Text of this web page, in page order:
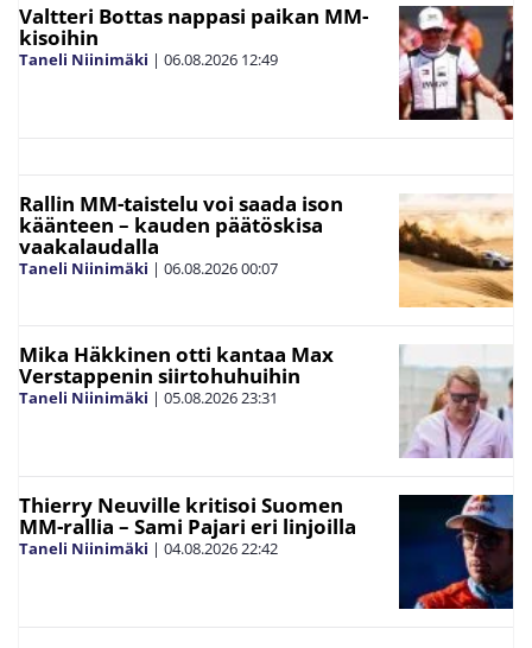
Valtteri Bottas nappasi paikan MM-
kisoihin
Taneli Niinimäki | 06.08.2026 12:49
Rallin MM-taistelu voi saada ison
käänteen – kauden päätöskisa
vaakalaudalla
Taneli Niinimäki | 06.08.202600:07
Mika Häkkinen otti kantaa Max
Verstappenin siirtohuhuihin
Taneli Niinimäki | 05.08.202623:31
Thierry Neuville kritisoi Suomen
MM-rallia – Sami Pajari eri linjoilla
Taneli Niinimäki | 04.08.202622:42